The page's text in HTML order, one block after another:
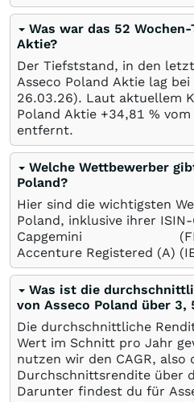
Was war das 52
Aktie?
Der Tiefststand, in den
Asseco Poland Aktie lag bei
26.03.26). Laut aktuellem
Poland Aktie +34,81 % vom
entfernt.
Welche Wettbewerber
Poland?
Hier sind die wichtigsten
Poland, inklusive ihrer ISIN-
Capgemini
Accenture Registered (A)
Was ist die
von Asseco Poland über 3,
Die durchschnittliche
Wert im Schnitt pro Jahr
nutzen wir den CAGR, also
Durchschnittsrendite über
Darunter findest du für